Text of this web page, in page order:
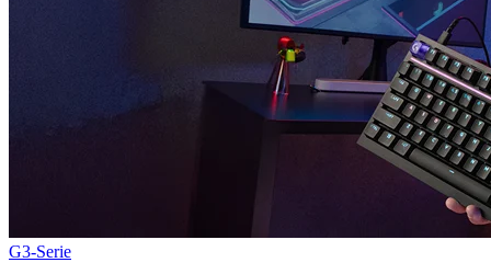
G3-Serie